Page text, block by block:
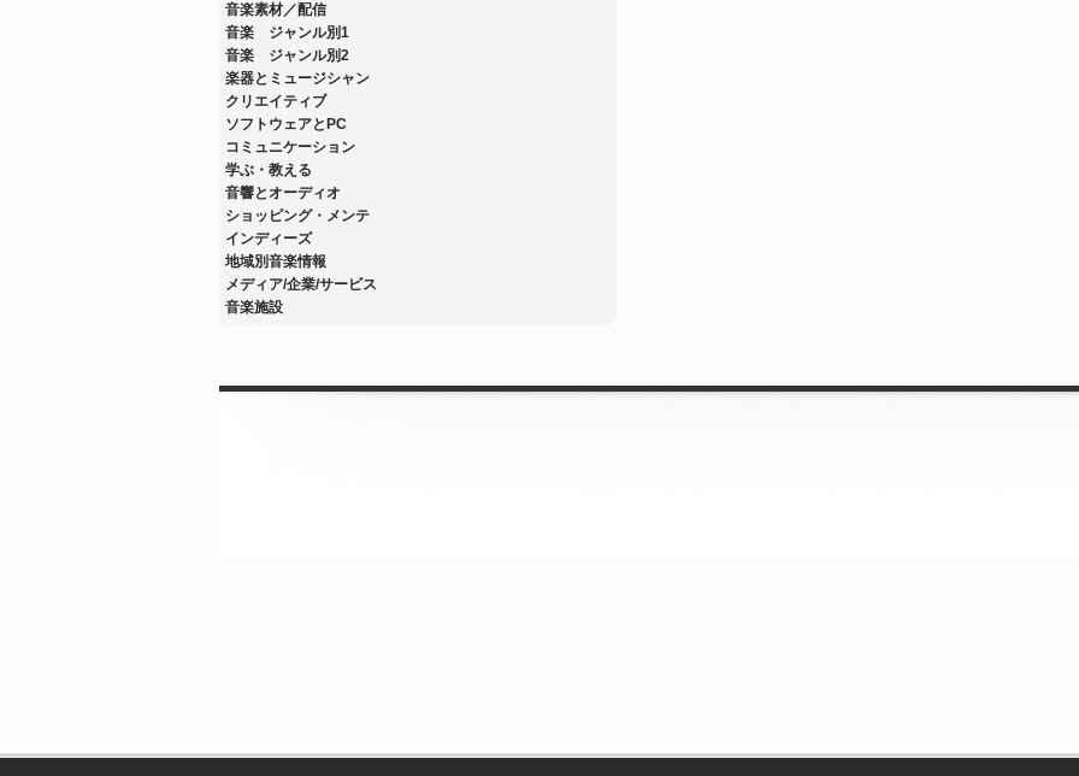
音楽素材／配信
音楽 ジャンル別1
音楽 ジャンル別2
楽器とミュージシャン
クリエイティブ
ソフトウェアとPC
コミュニケーション
学ぶ・教える
音響とオーディオ
ショッピング・メンテ
インディーズ
地域別音楽情報
メディア/企業/サービス
音楽施設